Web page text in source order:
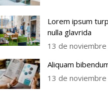
Lorem ipsum
nulla glavrida
13 de
Aliquam
13 de